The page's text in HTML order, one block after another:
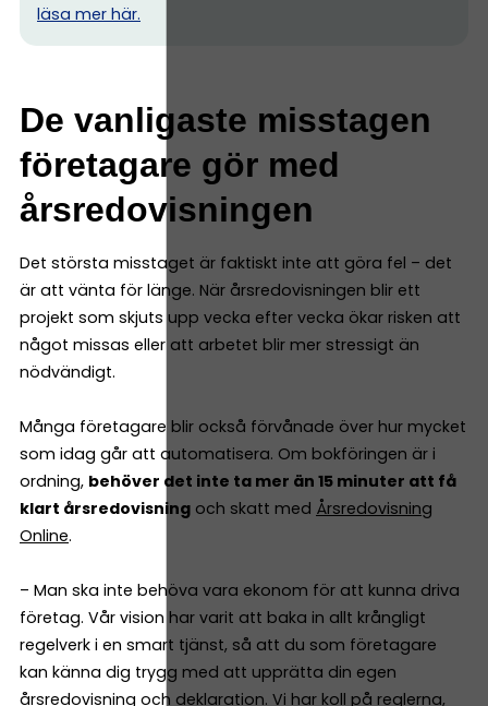
läsa mer här.
De vanligaste misstagen
företagare gör med
årsredovisningen
Det största misstaget är faktiskt inte att göra fel – det
är att vänta för länge. När årsredovisningen blir ett
projekt som skjuts upp vecka efter vecka ökar risken att
något missas eller att arbetet blir mer stressigt än
nödvändigt.
Många företagare blir också förvånade över hur mycket
som idag går att automatisera. Om bokföringen är i
ordning, behöver det inte ta mer än 15 minuter att få
klart årsredovisning och skatt med Årsredovisning
Online.
– Man ska inte behöva vara ekonom för att kunna driva
företag. Vår vision har varit att baka in allt krångligt
regelverk i en smart tjänst, så att du som företagare
kan känna dig trygg med att upprätta din egen
årsredovisning och deklaration. Vi har koll på reglerna,